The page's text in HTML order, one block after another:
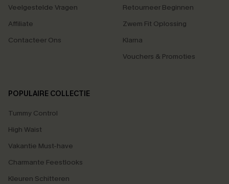
Veelgestelde Vragen
Affiliate
Contacteer Ons
Retourneer Beginnen
Zwem Fit Oplossing
Klarna
Vouchers & Promoties
POPULAIRE COLLECTIE
Tummy Control
High Waist
Vakantie Must-have
Charmante Feestlooks
Kleuren Schitteren